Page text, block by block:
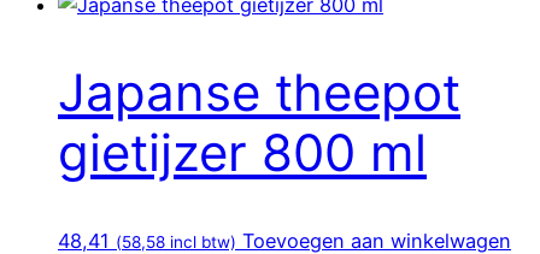
Japanse theepot
gietijzer 800 ml
48,41 (58,58 incl btw) Toevoegen aan winkelwagen